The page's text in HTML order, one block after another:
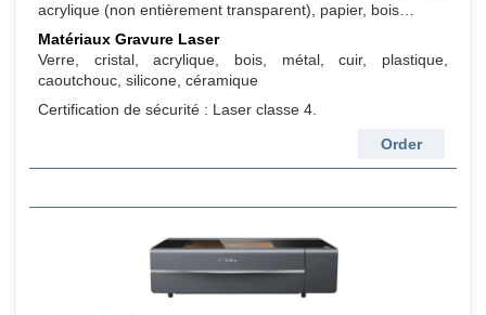
acrylique (non entièrement transparent), papier, bois…
Matériaux Gravure Laser
Verre, cristal, acrylique, bois, métal, cuir, plastique,
caoutchouc, silicone, céramique
Certification de sécurité : Laser classe 4.
Order